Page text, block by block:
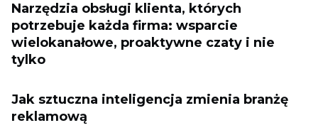
Narzędzia obsługi klienta, których
potrzebuje każda firma: wsparcie
wielokanałowe, proaktywne czaty i nie
tylko
Jak sztuczna inteligencja zmienia branżę
reklamową